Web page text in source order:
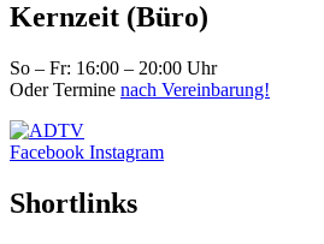
Kernzeit (Büro)
So – Fr: 16:00 – 20:00 Uhr
Oder Termine nach Vereinbarung!
Facebook Instagram
Shortlinks